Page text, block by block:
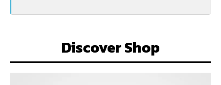
Discover Shop